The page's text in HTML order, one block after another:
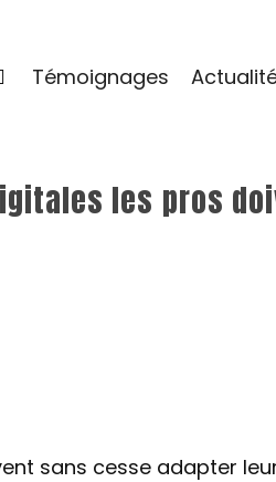
Témoignages
les pros
sans cesse adapter